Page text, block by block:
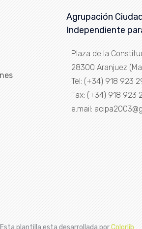
Agrupación
Independiente
Plaza de la
28300 Aranjuez
Tel: (+34) 918 923
Fax: (+34) 918 923
e.mail:
|Esta plantilla esta desarrollada porColorlib